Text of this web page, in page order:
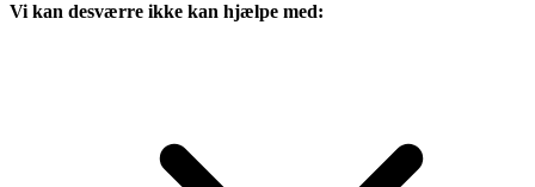
Vi kan desværre ikke kan hjælpe med: